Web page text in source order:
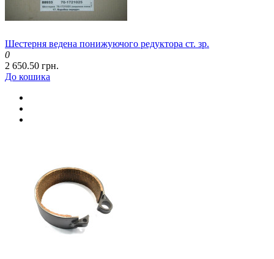
Шестерня ведена понижуючого редуктора ст. зр.
0
2 650.50 грн.
До кошика